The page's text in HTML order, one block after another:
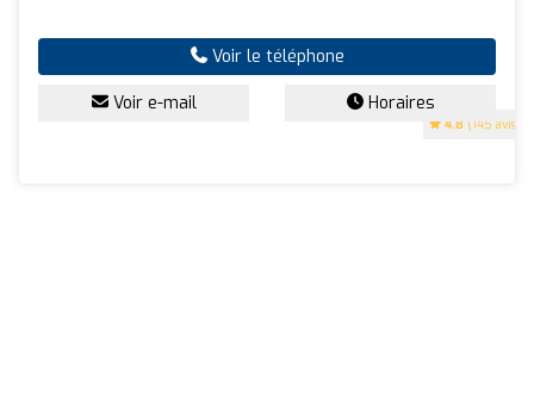
4.8 (145 avis)
Voir le téléphone
Voir e-mail Horaires